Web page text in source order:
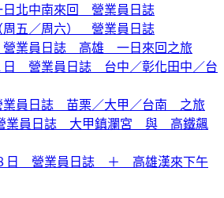
北中南來回 營業員日誌
周五／周六） 營業員日誌
營業員日誌 高雄 一日來回之旅
日 營業員日誌 台中／彰化田中／台
業員日誌 苗栗／大甲／台南 之旅
業員日誌 大甲鎮瀾宮 與 高鐵飆
８日 營業員日誌 ＋ 高雄漢來下午